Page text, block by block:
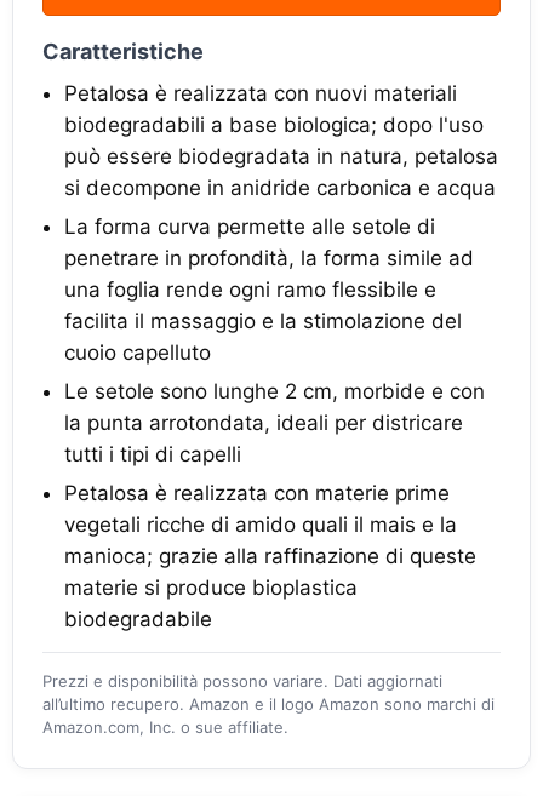
Caratteristiche
Petalosa è realizzata con nuovi materiali
biodegradabili a base biologica; dopo l'uso
può essere biodegradata in natura, petalosa
si decompone in anidride carbonica e acqua
La forma curva permette alle setole di
penetrare in profondità, la forma simile ad
una foglia rende ogni ramo flessibile e
facilita il massaggio e la stimolazione del
cuoio capelluto
Le setole sono lunghe 2 cm, morbide e con
la punta arrotondata, ideali per districare
tutti i tipi di capelli
Petalosa è realizzata con materie prime
vegetali ricche di amido quali il mais e la
manioca; grazie alla raffinazione di queste
materie si produce bioplastica
biodegradabile
Prezzi e disponibilità possono variare. Dati aggiornati
all’ultimo recupero. Amazon e il logo Amazon sono marchi di
Amazon.com, Inc. o sue affiliate.